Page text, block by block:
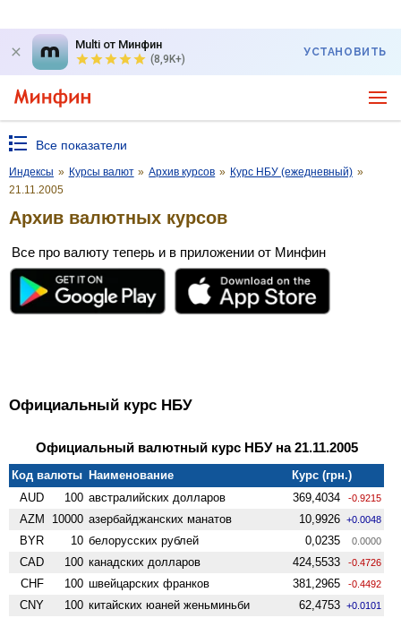
Multi от Минфин
(8,9K+)
УСТАНОВИТЬ
Все показатели
Индексы » Курсы валют » Архив курсов » Курс НБУ (ежедневный) »
21.11.2005
Архив валютных курсов
Все про валюту теперь и в приложении от Минфин
Официальный курс НБУ
Официальный валютный курс НБУ на 21.11.2005
Код валюты Наименование
Курс (грн.)
AUD
100 австралийских долларов 369,4034 -0.9215
AZM 10000 азербайджанских манатов 10,9926 +0.0048
BYR 10 белорусских рублей 0,0235 0.0000
CAD 100 канадских долларов 424,5533 -0.4726
CHF 100 швейцарских франков 381,2965 -0.4492
CNY 100 китайских юаней женьминьби 62,4753 +0.0101